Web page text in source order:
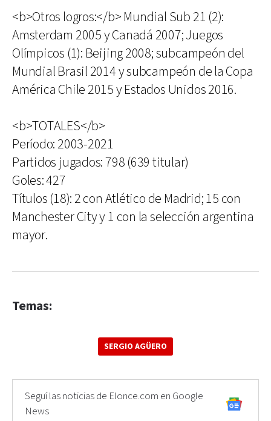
<b>Otros logros:</b> Mundial Sub 21 (2):
Amsterdam 2005 y Canadá 2007; Juegos
Olímpicos (1): Beijing 2008; subcampeón del
Mundial Brasil 2014 y subcampeón de la Copa
América Chile 2015 y Estados Unidos 2016.
<b>TOTALES</b>
Período: 2003-2021
Partidos jugados: 798 (639 titular)
Goles: 427
Títulos (18): 2 con Atlético de Madrid; 15 con
Manchester City y 1 con la selección argentina
mayor.
Temas:
SERGIO AGÜERO
Seguí las noticias de Elonce.com en Google
News